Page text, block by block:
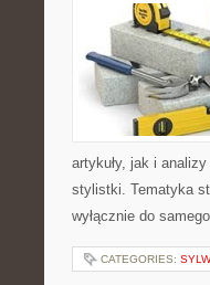
artykuły, jak i
stylistki. Tematyka
wyłącznie do
CATEGORIES: